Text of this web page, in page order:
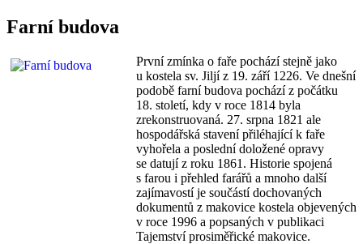
Farní budova
První zmínka o faře pochází stejně jako
u kostela sv. Jiljí z 19. září 1226. Ve dnešní
podobě farní budova pochází z počátku
18. století, kdy v roce 1814 byla
zrekonstruovaná. 27. srpna 1821 ale
hospodářská stavení přiléhající k faře
vyhořela a poslední doložené opravy
se datují z roku 1861. Historie spojená
s farou i přehled farářů a mnoho další
zajímavostí je součástí dochovaných
dokumentů z makovice kostela objevených
v roce 1996 a popsaných v publikaci
Tajemství prosiměřické makovice.